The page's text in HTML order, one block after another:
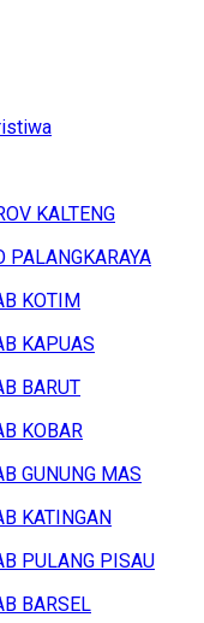
KALTENG
PALANGKARAYA
KOTIM
KAPUAS
BARUT
KOBAR
GUNUNG MAS
KATINGAN
PULANG PISAU
BARSEL